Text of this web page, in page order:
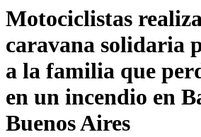
Motociclistas
caravana solidaria
a la familia que
en un incendio en
Buenos Aires